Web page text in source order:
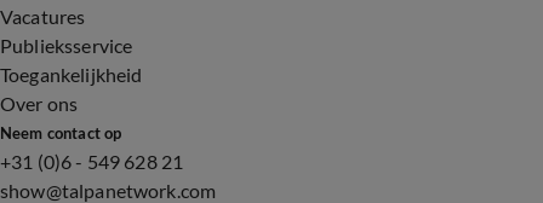
Vacatures
Publieksservice
Toegankelijkheid
Over ons
Neem contact op
+31 (0)6 - 549 628 21
show@talpanetwork.com